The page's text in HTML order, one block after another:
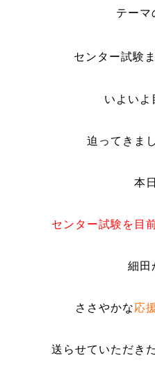
テーマ
センター試験
いよいよ
迫ってきま
本
センター試験を目
細田
ささやかな応
送らせていただき